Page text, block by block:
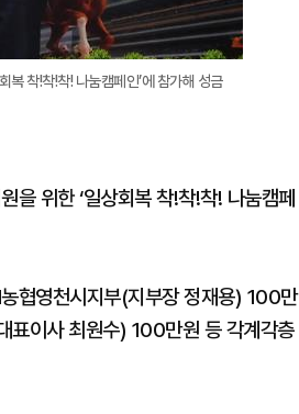
착!착!착! 나눔캠페인’에 참가해 성금
을 위한 ‘일상회복 착!착!착! 나눔캠페
협영천시지부(지부장 정재용) 100만
표이사 최원수) 100만원 등 각계각층